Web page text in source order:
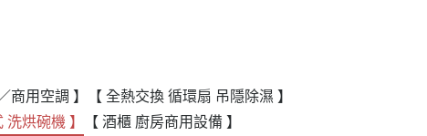
商用空調 】
【 全熱交換 循環扇 吊隱除濕 】
洗烘碗機 】
【 酒櫃 廚房商用設備 】